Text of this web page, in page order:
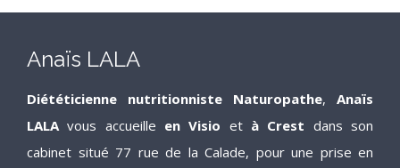
Anaïs LALA
Diététicienne nutritionniste Naturopathe, Anaïs
LALAvous accueille en Visio et à Crest dans son
cabinet situé 77 rue de la Calade, pour une prise en